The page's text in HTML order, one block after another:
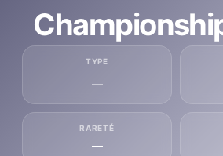
TYPE
—
RARETÉ
—